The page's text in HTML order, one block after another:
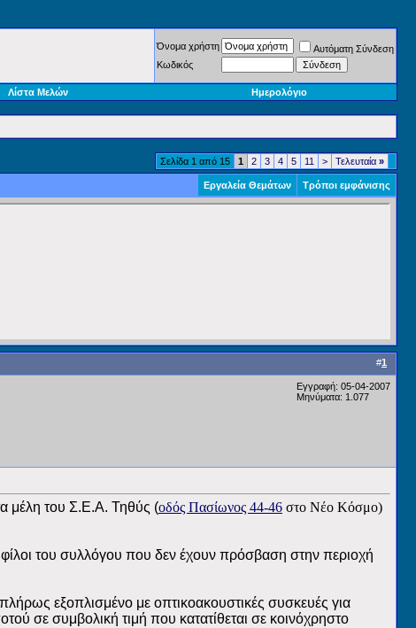
Όνομα χρήστη
Αυτόματη Σύνδεση
Κωδικός
Λίστα Μελών Ημερολόγιο
Σελίδα 1 από 15 1 2 3 4 5 11 > Τελευταία »
Εργαλεία Θεμάτων Τρόποι εμφάνισης
#1
Εγγραφή: 05-04-2007
Μηνύματα: 1.077
μέλη του Σ.Ε.Α. Τηθύς (οδός Πασίωνος 44-46 στο Νέο Κόσμο)
φίλοι του συλλόγου που δεν έχουν πρόσβαση στην περιοχή
εξοπλισμένο με οπτικοακουστικές συσκευές για
σε συμβολική τιμή που κατατίθεται σε κοινόχρηστο